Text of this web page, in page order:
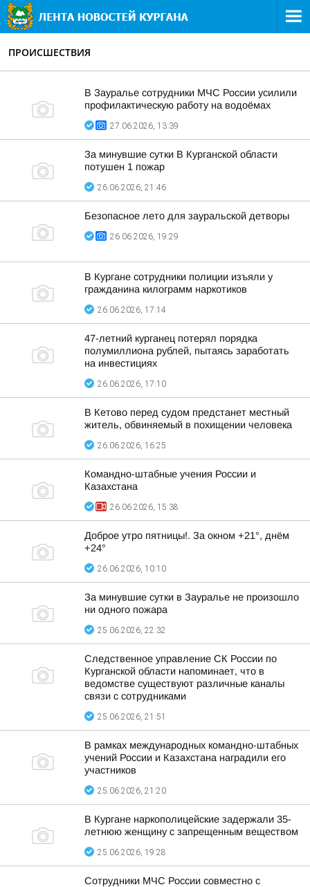
ПРОИСШЕСТВИЯ
В Зауралье сотрудники МЧС России усилили
профилактическую работу на водоёмах
27.06.2026, 13:39
За минувшие сутки В Курганской области
потушен 1 пожар
26.06.2026, 21:46
Безопасное лето для зауральской детворы
26.06.2026, 19:29
В Кургане сотрудники полиции изъяли у
гражданина килограмм наркотиков
26.06.2026, 17:14
47-летний курганец потерял порядка
полумиллиона рублей, пытаясь заработать
на инвестициях
26.06.2026, 17:10
В Кетово перед судом предстанет местный
житель, обвиняемый в похищении человека
26.06.2026, 16:25
Командно-штабные учения России и
Казахстана
26.06.2026, 15:38
Доброе утро пятницы!. За окном +21°, днём
+24°
26.06.2026, 10:10
За минувшие сутки в Зауралье не произошло
ни одного пожара
25.06.2026, 22:32
Следственное управление СК России по
Курганской области напоминает, что в
ведомстве существуют различные каналы
связи с сотрудниками
25.06.2026, 21:51
В рамках международных командно-штабных
учений России и Казахстана наградили его
участников
25.06.2026, 21:20
В Кургане наркополицейские задержали 35-
летнюю женщину с запрещенным веществом
25.06.2026, 19:28
Сотрудники МЧС России совместно с